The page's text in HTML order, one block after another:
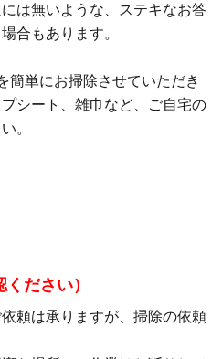
は無いような、ステキなお答
合もあります。
簡単にお掃除させていただき
シート、雑巾など、ご自宅の
。
ください）
頼は承りますが、掃除の依頼